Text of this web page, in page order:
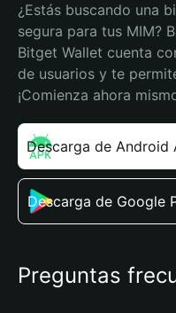
¿Estás buscando una
segura para tus MIM?
Bitget Wallet cuenta
de usuarios y te
¡Comienza ahora
Descarga de Android
Descarga de Google
Preguntas